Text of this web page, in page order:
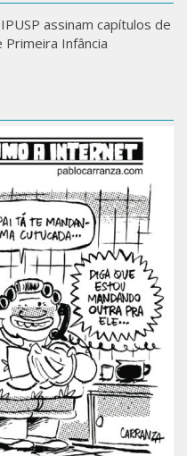
assinam capítulos de
Infância